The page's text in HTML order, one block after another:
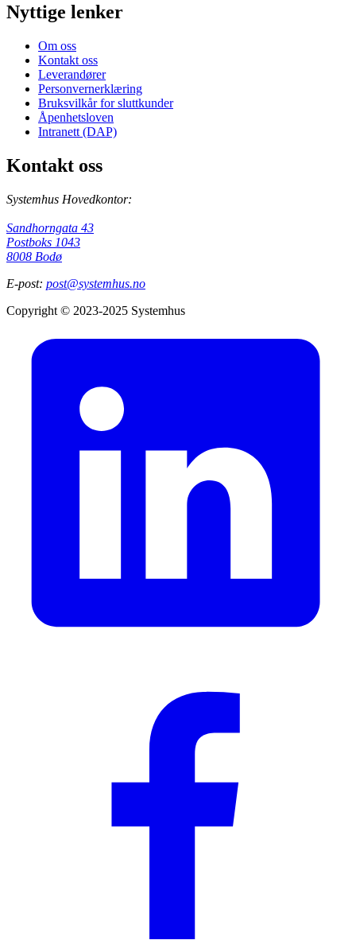
Nyttige lenker
Om oss
Kontakt oss
Leverandører
Personvernerklæring
Bruksvilkår for sluttkunder
Åpenhetsloven
Intranett (DAP)
Kontakt oss
Systemhus Hovedkontor:
Sandhorngata 43
Postboks 1043
8008 Bodø
E-post: post@systemhus.no
Copyright © 2023-2025 Systemhus